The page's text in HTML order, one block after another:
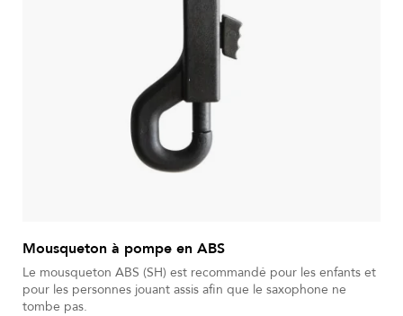
Mousqueton à pompe en ABS
Le mousqueton ABS (SH) est recommandé pour les enfants et
pour les personnes jouant assis afin que le saxophone ne
tombe pas.